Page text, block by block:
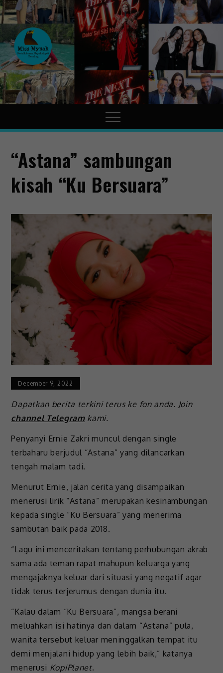
MissMynah
Portal Hiburan, Gaya Hidup
& Trending
“Astana” sambungan
kisah “Ku Bersuara”
December 9, 2022
Dapatkan berita terkini terus ke fon anda. Join
channel Telegramkami.
Penyanyi Ernie Zakri muncul dengan single
terbaharu berjudul “Astana” yang dilancarkan
tengah malam tadi.
Menurut Ernie, jalan cerita yang disampaikan
menerusi lirik “Astana” merupakan kesinambungan
kepada single “Ku Bersuara” yang menerima
sambutan baik pada 2018.
“Lagu ini menceritakan tentang perhubungan akrab
sama ada teman rapat mahupun keluarga yang
mengajaknya keluar dari situasi yang negatif agar
tidak terus terjerumus dengan dunia itu.
“Kalau dalam “Ku Bersuara”, mangsa berani
meluahkan isi hatinya dan dalam “Astana” pula,
wanita tersebut keluar meninggalkan tempat itu
demi menjalani hidup yang lebih baik,” katanya
menerusi KopiPlanet.